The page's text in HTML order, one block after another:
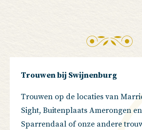
Trouwen bij Swijnenburg
Trouwen op de locaties van
Sight, Buitenplaats Amerongen
Sparrendaal of onze andere